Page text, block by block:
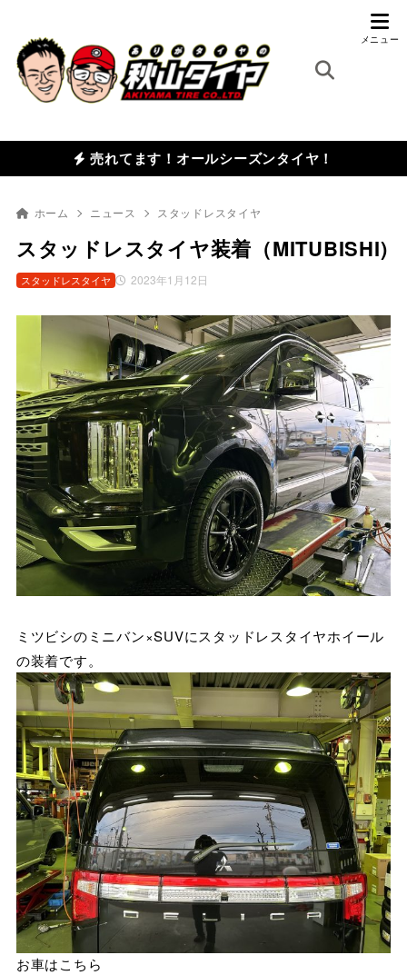
売れてます！オールシーズンタイヤ！
ホーム ニュース スタッドレスタイヤ
スタッドレスタイヤ装着（MITUBISHI)
2023年1月12日
スタッドレスタイヤ
ミツビシのミニバン×SUVにスタッドレスタイヤホイール
の装着です。
お車はこちら